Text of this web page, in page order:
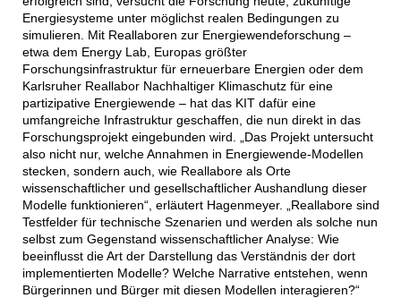
Energiesysteme unter möglichst realen Bedingungen zu
simulieren. Mit Reallaboren zur Energiewendeforschung –
etwa dem Energy Lab, Europas größter
Forschungsinfrastruktur für erneuerbare Energien oder dem
Karlsruher Reallabor Nachhaltiger Klimaschutz für eine
partizipative Energiewende – hat das KIT dafür eine
umfangreiche Infrastruktur geschaffen, die nun direkt in das
Forschungsprojekt eingebunden wird. „Das Projekt untersucht
also nicht nur, welche Annahmen in Energiewende-Modellen
stecken, sondern auch, wie Reallabore als Orte
wissenschaftlicher und gesellschaftlicher Aushandlung dieser
Modelle funktionieren“, erläutert Hagenmeyer. „Reallabore sind
Testfelder für technische Szenarien und werden als solche nun
selbst zum Gegenstand wissenschaftlicher Analyse: Wie
beeinflusst die Art der Darstellung das Verständnis der dort
implementierten Modelle? Welche Narrative entstehen, wenn
Bürgerinnen und Bürger mit diesen Modellen interagieren?“